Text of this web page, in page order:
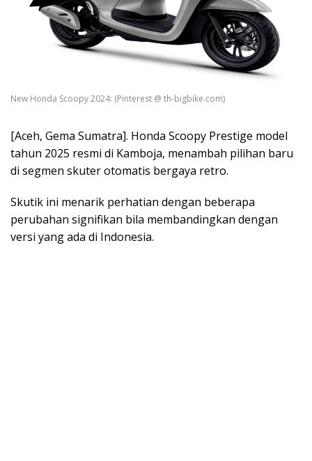
New Honda Scoopy 2024: (Pinterest @ th-bigbike.com)
[Aceh, Gema Sumatra]. Honda Scoopy Prestige model
tahun 2025 resmi di Kamboja, menambah pilihan baru
di segmen skuter otomatis bergaya retro.
Skutik ini menarik perhatian dengan beberapa
perubahan signifikan bila membandingkan dengan
versi yang ada di Indonesia.